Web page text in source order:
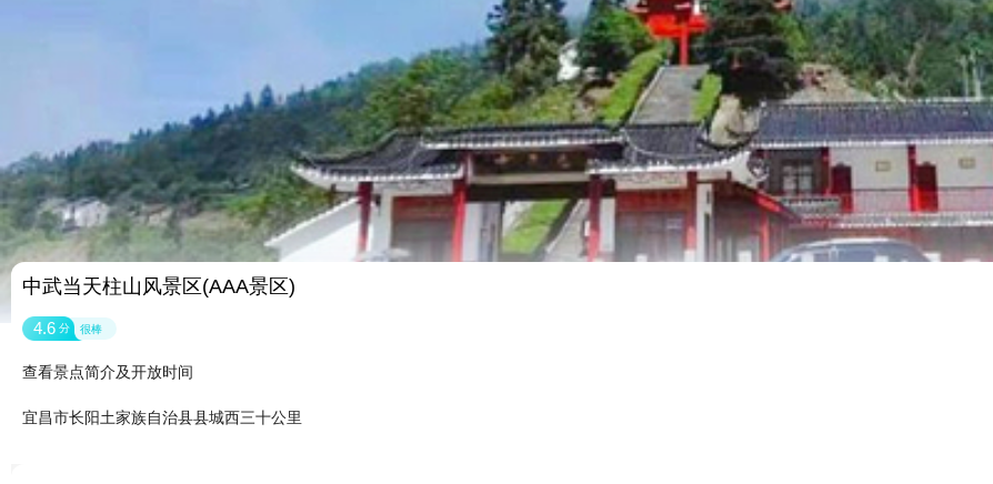
中武当天柱山风景区(AAA景区)
4.6 分 很棒
查看景点简介及开放时间
宜昌市长阳土家族自治县县城西三十公里